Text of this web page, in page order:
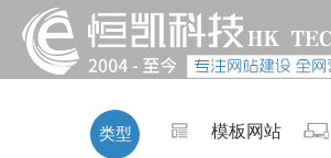
类型 模板网站